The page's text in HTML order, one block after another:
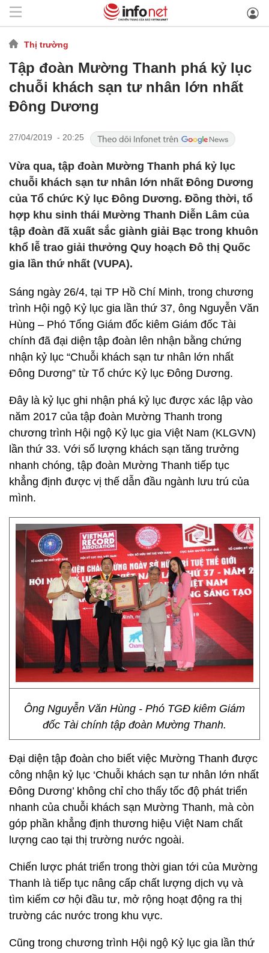
Thị trường
Tập đoàn Mường Thanh phá kỷ lục
chuỗi khách sạn tư nhân lớn nhất
Đông Dương
27/04/2019 - 20:25
Vừa qua, tập đoàn Mường Thanh phá kỷ lục
chuỗi khách sạn tư nhân lớn nhất Đông Dương
của Tổ chức Kỷ lục Đông Dương. Đồng thời, tổ
hợp khu sinh thái Mường Thanh Diễn Lâm của
tập đoàn đã xuất sắc giành giải Bạc trong khuôn
khổ lễ trao giải thưởng Quy hoạch Đô thị Quốc
gia lần thứ nhất (VUPA).
Sáng ngày 26/4, tại TP Hồ Chí Minh, trong chương
trình Hội ngộ Kỷ lục gia lần thứ 37, ông Nguyễn Văn
Hùng – Phó Tổng Giám đốc kiêm Giám đốc Tài
chính đã đại diện tập đoàn lên nhận bằng chứng
nhận kỷ lục “Chuỗi khách sạn tư nhân lớn nhất
Đông Dương” từ Tổ chức Kỷ lục Đông Dương.
Đây là kỷ lục ghi nhận phá kỷ lục được xác lập vào
năm 2017 của tập đoàn Mường Thanh trong
chương trình Hội ngộ Kỷ lục gia Việt Nam (KLGVN)
lần thứ 33. Với số lượng khách sạn tăng trưởng
nhanh chóng, tập đoàn Mường Thanh tiếp tục
khẳng định được vị thế dẫn đầu ngành lưu trú của
mình.
Ông Nguyễn Văn Hùng - Phó TGĐ kiêm Giám
đốc Tài chính tập đoàn Mường Thanh.
Đại diện tập đoàn cho biết việc Mường Thanh được
công nhận kỷ lục ‘Chuỗi khách sạn tư nhân lớn nhất
Đông Dương’ không chỉ cho thấy tốc độ phát triển
nhanh của chuỗi khách sạn Mường Thanh, mà còn
góp phần khẳng định thương hiệu Việt Nam chất
lượng cao tại thị trường nước ngoài.
Chiến lược phát triển trong thời gian tới của Mường
Thanh là tiếp tục nâng cấp chất lượng dịch vụ và
tìm kiếm cơ hội đầu tư, mở rộng hoạt động ra thị
trường các nước trong khu vực.
Cũng trong chương trình Hội ngộ Kỷ lục gia lần thứ